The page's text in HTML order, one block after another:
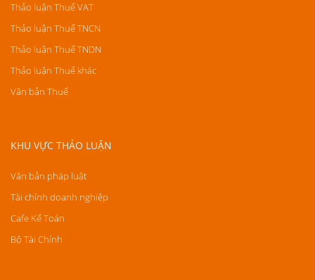
Thảo luận Thuế VAT
Thảo luận Thuế TNCN
Thảo luận Thuế TNDN
Thảo luận Thuế khác
Văn bản Thuế
KHU VỰC THẢO LUẬN
Văn bản pháp luật
Tài chính doanh nghiệp
Cafe Kế Toán
Bộ Tài Chính